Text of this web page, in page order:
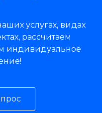
услугах, видах
рассчитаем
индивидуальное